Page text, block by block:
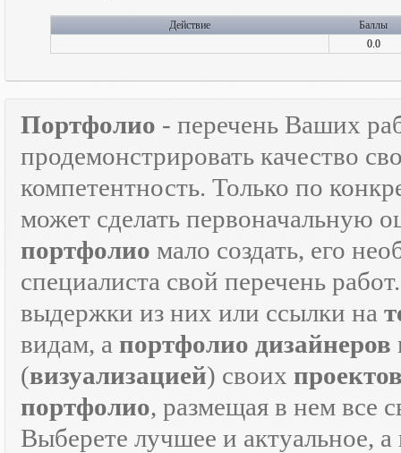
Действие
Баллы
0.0
Портфолио - перечень Ваших
продемонстрировать качество
компетентность. Только по
может сделать первоначальную
портфолио мало создать, его
специалиста свой перечень
выдержки из них или ссылки на
видам, а портфолио дизайнеров
(визуализацией) своих
портфолио, размещая в нем все
Выберете лучшее и актуальное,